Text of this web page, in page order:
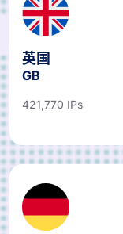
英国
GB
421,770 IPs